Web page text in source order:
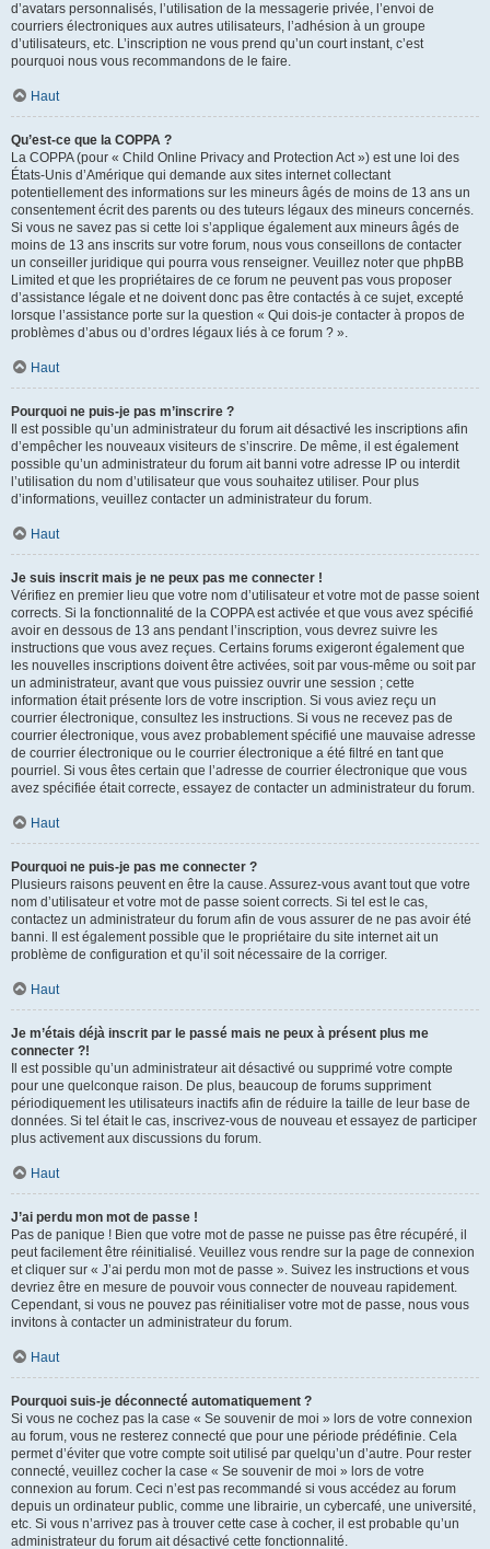
d’avatars personnalisés, l’utilisation de la messagerie privée, l’envoi de
courriers électroniques aux autres utilisateurs, l’adhésion à un groupe
d’utilisateurs, etc. L’inscription ne vous prend qu’un court instant, c’est
pourquoi nous vous recommandons de le faire.
Haut
Qu’est-ce que la COPPA ?
La COPPA (pour « Child Online Privacy and Protection Act ») est une loi des
États-Unis d’Amérique qui demande aux sites internet collectant
potentiellement des informations sur les mineurs âgés de moins de 13 ans un
consentement écrit des parents ou des tuteurs légaux des mineurs concernés.
Si vous ne savez pas si cette loi s’applique également aux mineurs âgés de
moins de 13 ans inscrits sur votre forum, nous vous conseillons de contacter
un conseiller juridique qui pourra vous renseigner. Veuillez noter que phpBB
Limited et que les propriétaires de ce forum ne peuvent pas vous proposer
d’assistance légale et ne doivent donc pas être contactés à ce sujet, excepté
lorsque l’assistance porte sur la question « Qui dois-je contacter à propos de
problèmes d’abus ou d’ordres légaux liés à ce forum ? ».
Haut
Pourquoi ne puis-je pas m’inscrire ?
Il est possible qu’un administrateur du forum ait désactivé les inscriptions afin
d’empêcher les nouveaux visiteurs de s’inscrire. De même, il est également
possible qu’un administrateur du forum ait banni votre adresse IP ou interdit
l’utilisation du nom d’utilisateur que vous souhaitez utiliser. Pour plus
d’informations, veuillez contacter un administrateur du forum.
Haut
Je suis inscrit mais je ne peux pas me connecter !
Vérifiez en premier lieu que votre nom d’utilisateur et votre mot de passe soient
corrects. Si la fonctionnalité de la COPPA est activée et que vous avez spécifié
avoir en dessous de 13 ans pendant l’inscription, vous devrez suivre les
instructions que vous avez reçues. Certains forums exigeront également que
les nouvelles inscriptions doivent être activées, soit par vous-même ou soit par
un administrateur, avant que vous puissiez ouvrir une session ; cette
information était présente lors de votre inscription. Si vous aviez reçu un
courrier électronique, consultez les instructions. Si vous ne recevez pas de
courrier électronique, vous avez probablement spécifié une mauvaise adresse
de courrier électronique ou le courrier électronique a été filtré en tant que
pourriel. Si vous êtes certain que l’adresse de courrier électronique que vous
avez spécifiée était correcte, essayez de contacter un administrateur du forum.
Haut
Pourquoi ne puis-je pas me connecter ?
Plusieurs raisons peuvent en être la cause. Assurez-vous avant tout que votre
nom d’utilisateur et votre mot de passe soient corrects. Si tel est le cas,
contactez un administrateur du forum afin de vous assurer de ne pas avoir été
banni. Il est également possible que le propriétaire du site internet ait un
problème de configuration et qu’il soit nécessaire de la corriger.
Haut
Je m’étais déjà inscrit par le passé mais ne peux à présent plus me
connecter ?!
Il est possible qu’un administrateur ait désactivé ou supprimé votre compte
pour une quelconque raison. De plus, beaucoup de forums suppriment
périodiquement les utilisateurs inactifs afin de réduire la taille de leur base de
données. Si tel était le cas, inscrivez-vous de nouveau et essayez de participer
plus activement aux discussions du forum.
Haut
J’ai perdu mon mot de passe !
Pas de panique ! Bien que votre mot de passe ne puisse pas être récupéré, il
peut facilement être réinitialisé. Veuillez vous rendre sur la page de connexion
et cliquer sur « J’ai perdu mon mot de passe ». Suivez les instructions et vous
devriez être en mesure de pouvoir vous connecter de nouveau rapidement.
Cependant, si vous ne pouvez pas réinitialiser votre mot de passe, nous vous
invitons à contacter un administrateur du forum.
Haut
Pourquoi suis-je déconnecté automatiquement ?
Si vous ne cochez pas la case « Se souvenir de moi » lors de votre connexion
au forum, vous ne resterez connecté que pour une période prédéfinie. Cela
permet d’éviter que votre compte soit utilisé par quelqu’un d’autre. Pour rester
connecté, veuillez cocher la case « Se souvenir de moi » lors de votre
connexion au forum. Ceci n’est pas recommandé si vous accédez au forum
depuis un ordinateur public, comme une librairie, un cybercafé, une université,
etc. Si vous n’arrivez pas à trouver cette case à cocher, il est probable qu’un
administrateur du forum ait désactivé cette fonctionnalité.